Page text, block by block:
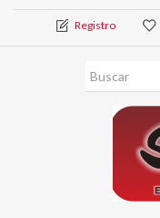
Registro